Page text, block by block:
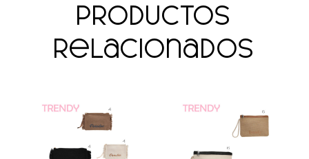
Productos
relacionados